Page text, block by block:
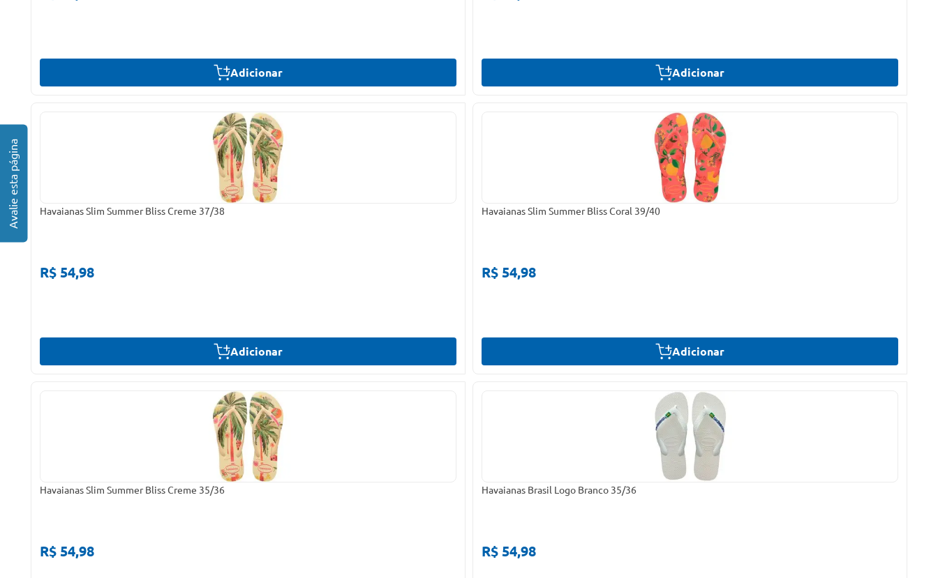
Adicionar Adicionar
Havaianas Slim Summer Bliss Creme 37/38
R$ 54,98
Adicionar
Havaianas Slim Summer Bliss Coral 39/40
R$ 54,98
Adicionar
Havaianas Slim Summer Bliss Creme 35/36
R$ 54,98
Havaianas Brasil Logo Branco 35/36
R$ 54,98